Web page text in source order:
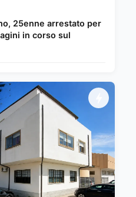
25enne arrestato per
in corso sul